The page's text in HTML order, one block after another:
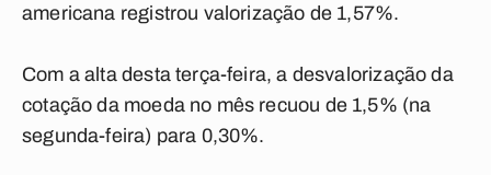
americana registrou valorização de 1,57%.
Com a alta desta terça-feira, a desvalorização da
cotação da moeda no mês recuou de 1,5% (na
segunda-feira) para 0,30%.